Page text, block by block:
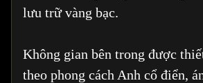
lưu trữ vàng bạc.
Không gian bên trong được
theo phong cách Anh cổ điển,